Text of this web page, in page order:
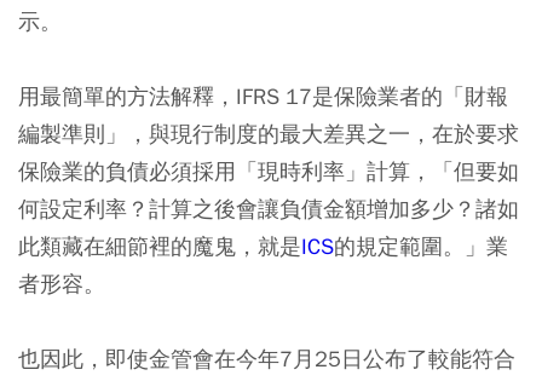
示。
用最簡單的方法解釋，IFRS 17是保險業者的「財報
編製準則」，與現行制度的最大差異之一，在於要求
保險業的負債必須採用「現時利率」計算，「但要如
何設定利率？計算之後會讓負債金額增加多少？諸如
此類藏在細節裡的魔鬼，就是ICS的規定範圍。」業
者形容。
也因此，即使金管會在今年7月25日公布了較能符合